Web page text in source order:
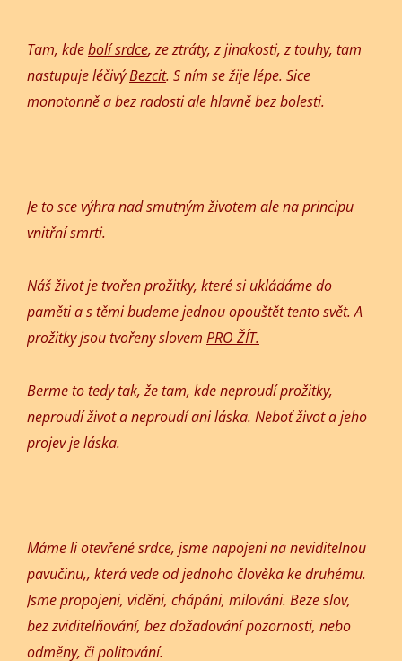
Tam, kdebolí srdce, ze ztráty, z jinakosti, z touhy, tam
nastupuje léčivýBezcit. S ním se žije lépe. Sice
monotonně a bez radosti ale hlavně bez bolesti.
Je to sce výhra nad smutným životem ale na principu
vnitřní smrti.
Náš život je tvořen prožitky, které si ukládáme do
paměti a s těmi budeme jednou opouštět tento svět. A
prožitky jsou tvořeny slovem PRO ŽÍT.
Berme to tedy tak, že tam, kde neproudí prožitky,
neproudí život a neproudí ani láska. Neboť život a jeho
projev je láska.
Máme li otevřené srdce, jsme napojeni na neviditelnou
pavučinu,, která vede od jednoho člověka ke druhému.
Jsme propojeni, viděni, chápáni, milováni. Beze slov,
bez zviditelňování, bez dožadování pozornosti, nebo
odměny, či politování.